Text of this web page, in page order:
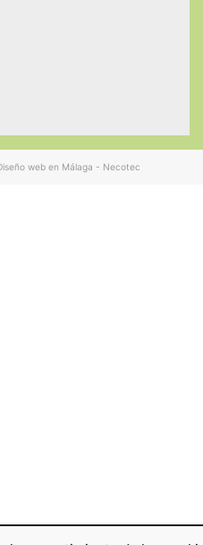
web en Málaga - Necotec